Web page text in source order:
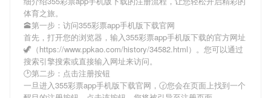
体育之旅。
🕋第一步：访问355彩票app手机版下载官网
首先，打开您的浏览器，输入355彩票app手机版下载的官方网址
🦖（https://www.ppkao.com/history/34582.html）。您可以通过
搜索引擎搜索或直接输入网址来访问。
🕑第二步：点击注册按钮
一旦进入355彩票app手机版下载官网，🕝您会在页面上找到一个